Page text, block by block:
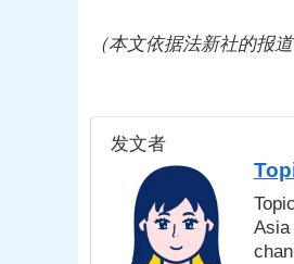
（本文依据法新社的报道
发文者
Asia